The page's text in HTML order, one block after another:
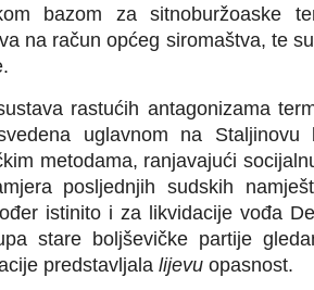
bazom za sitnoburžoaske
na račun općeg siromaštva, te
rastućih antagonizama
uglavnom na Staljinovu
metodama, ranjavajući
posljednjih sudskih
istinito i za likvidacije vođa
stare boljševičke partije
predstavljala lijevu opasnost.